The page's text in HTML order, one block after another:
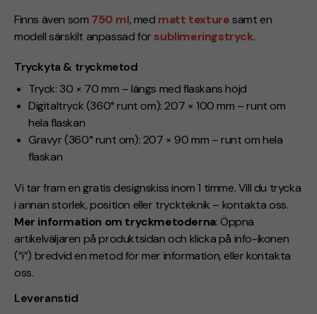
Finns även som 750 ml, med matt texturesamt en
modell särskilt anpassad för sublimeringstryck.
Tryckyta & tryckmetod
Tryck: 30 × 70 mm – längs med flaskans höjd
Digitaltryck (360° runt om): 207 × 100 mm – runt om
hela flaskan
Gravyr (360° runt om): 207 × 90 mm – runt om hela
flaskan
Vi tar fram en gratis designskiss inom 1 timme. Vill du trycka
i annan storlek, position eller tryckteknik – kontakta oss.
Mer information om tryckmetoderna: Öppna
artikelväljaren på produktsidan och klicka på info-ikonen
(”i”) bredvid en metod för mer information, eller kontakta
oss.
Leveranstid